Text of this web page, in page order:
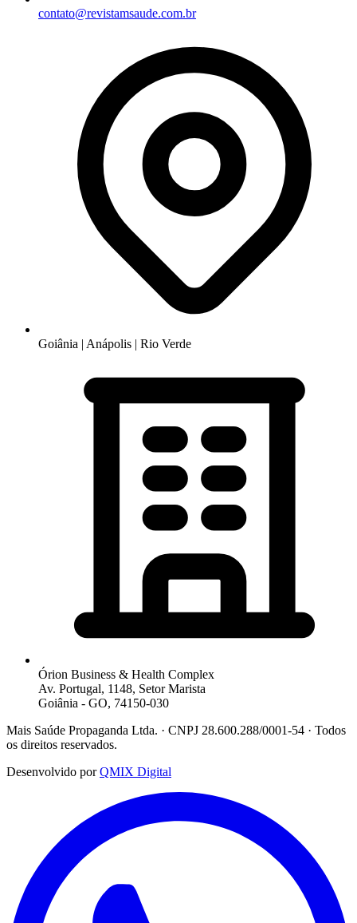
contato@revistamsaude.com.br
Goiânia | Anápolis | Rio Verde
Órion Business & Health Complex
Av. Portugal, 1148, Setor Marista
Goiânia - GO, 74150-030
Mais Saúde Propaganda Ltda. · CNPJ 28.600.288/0001-54 · Todos
os direitos reservados.
Desenvolvido por QMIX Digital